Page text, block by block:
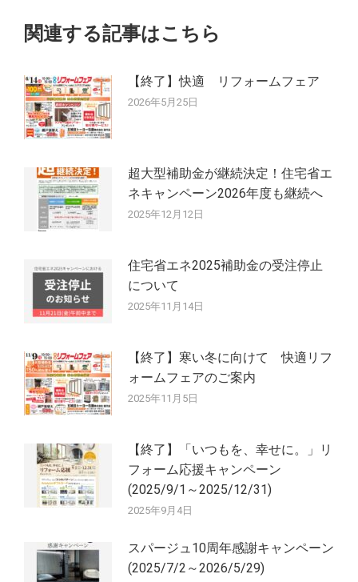
シ
ョ
ン
関連する記事はこちら
【終了】快適 リフォームフェア
2026年5月25日
超大型補助金が継続決定！住宅省エ
ネキャンペーン2026年度も継続へ
2025年12月12日
住宅省エネ2025補助金の受注停止
について
2025年11月14日
【終了】寒い冬に向けて 快適リフ
ォームフェアのご案内
2025年11月5日
【終了】「いつもを、幸せに。」リ
フォーム応援キャンペーン
(2025/9/1～2025/12/31)
2025年9月4日
スパージュ10周年感謝キャンペーン
(2025/7/2～2026/5/29)